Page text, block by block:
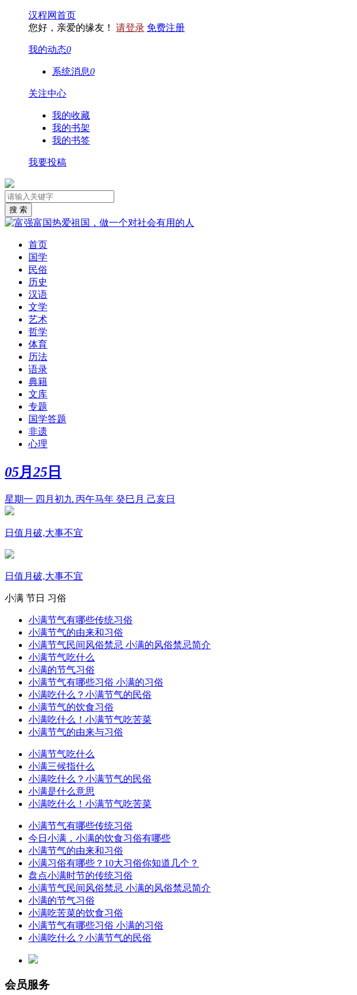
汉程网首页
您好，亲爱的缘友！ 请登录 免费注册
我的动态0
系统消息0
关注中心
我的收藏
我的书架
我的书签
我要投稿
首页
国学
民俗
历史
汉语
文学
艺术
哲学
体育
历法
语录
典籍
文库
专题
国学答题
非遗
心理
05月 25 日
星期一 四月初九 丙午马年 癸巳月 己亥日
日值月破,大事不宜
日值月破,大事不宜
小满 节日 习俗
小满节气有哪些传统习俗
小满节气的由来和习俗
小满节气民间风俗禁忌 小满的风俗禁忌简介
小满节气吃什么
小满的节气习俗
小满节气有哪些习俗 小满的习俗
小满吃什么？小满节气的民俗
小满节气的饮食习俗
小满吃什么！小满节气吃苦菜
小满节气的由来与习俗
小满节气吃什么
小满三候指什么
小满吃什么？小满节气的民俗
小满是什么意思
小满吃什么！小满节气吃苦菜
小满节气有哪些传统习俗
今日小满，小满的饮食习俗有哪些
小满节气的由来和习俗
小满习俗有哪些？10大习俗你知道几个？
盘点小满时节的传统习俗
小满节气民间风俗禁忌 小满的风俗禁忌简介
小满的节气习俗
小满吃苦菜的饮食习俗
小满节气有哪些习俗 小满的习俗
小满吃什么？小满节气的民俗
会员服务